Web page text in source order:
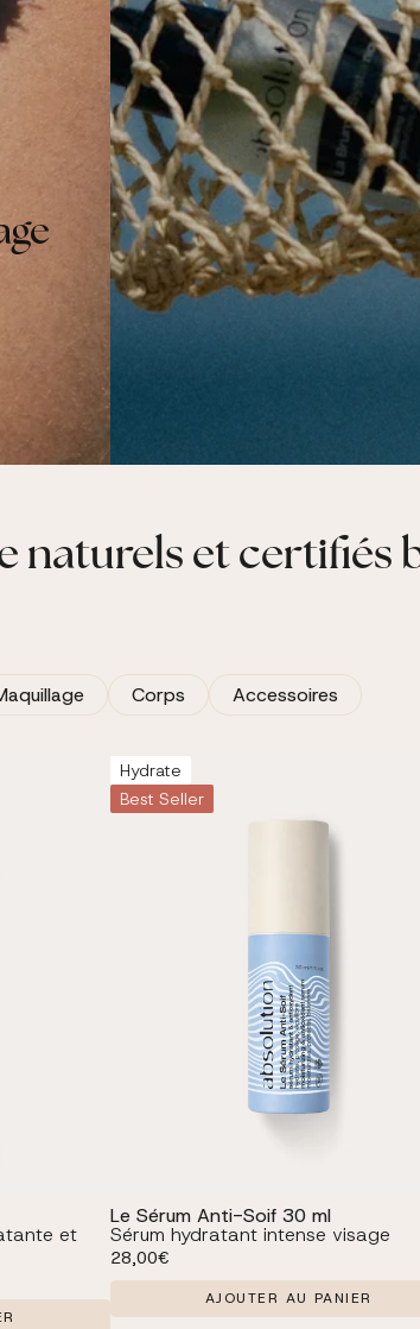
naturels et certifiés
Corps Accessoires
et
Hydrate
Best Seller
Le Sérum Anti-Soif 30 ml
Sérum hydratant intense visage
Prix habituel
28,00€
AJOUTER AU PANIER